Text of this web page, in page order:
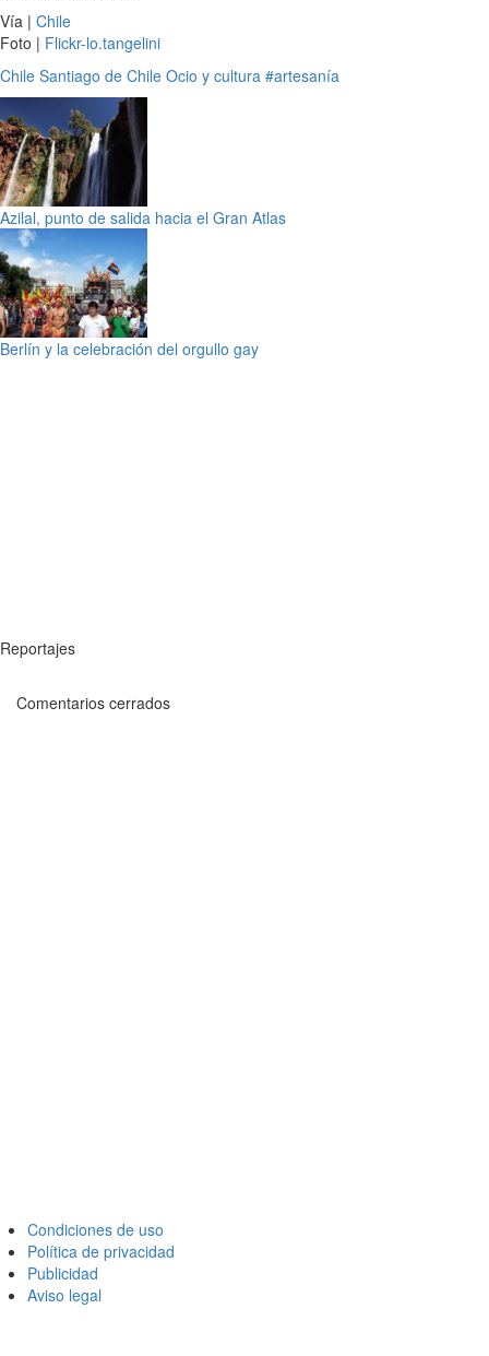
Vía | Chile
Foto | Flickr-lo.tangelini
Chile Santiago de Chile Ocio y cultura #artesanía
Azilal, punto de salida hacia el Gran Atlas
Berlín y la celebración del orgullo gay
Reportajes
Comentarios cerrados
Condiciones de uso
Política de privacidad
Publicidad
Aviso legal